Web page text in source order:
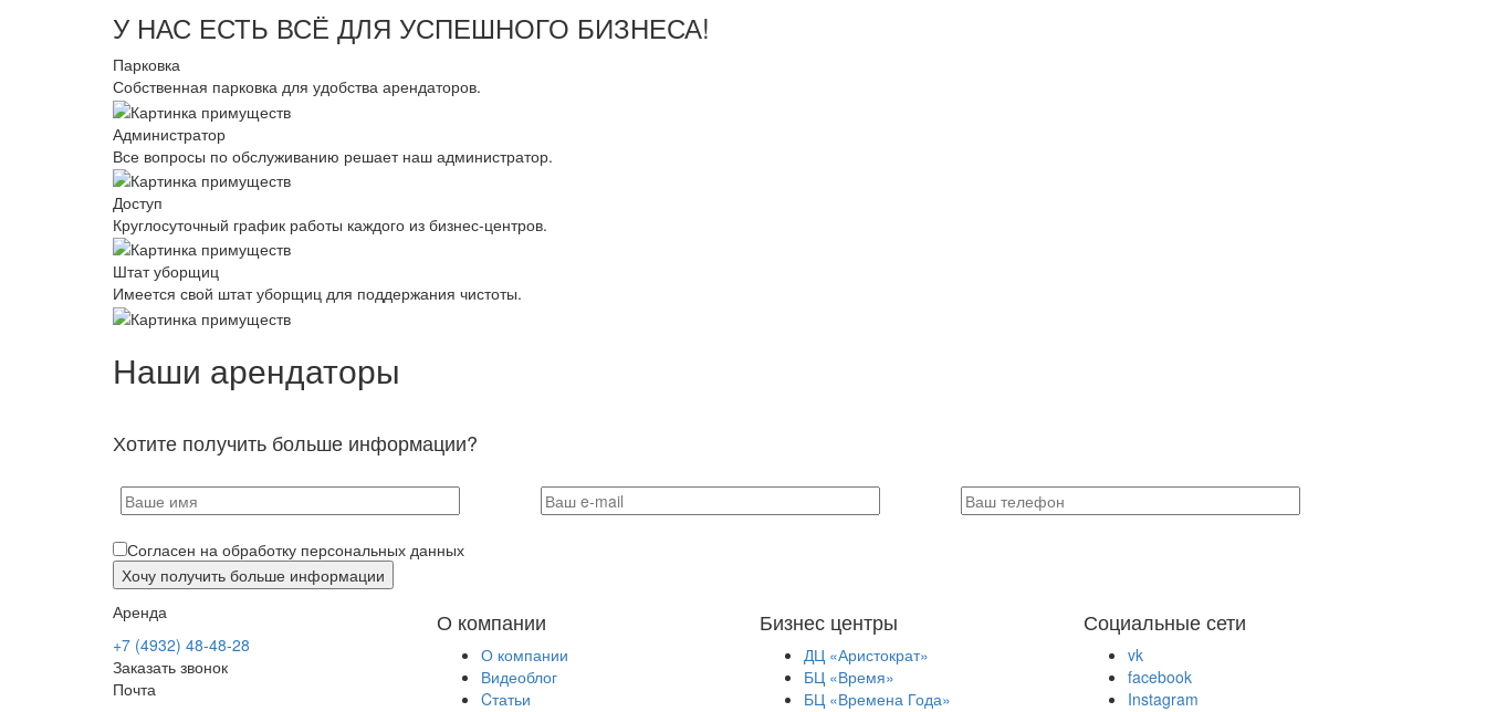
У НАС ЕСТЬ ВСЁ ДЛЯ УСПЕШНОГО БИЗНЕСА!
Парковка
Собственная парковка для удобства арендаторов.
Администратор
Все вопросы по обслуживанию решает наш администратор.
Доступ
Круглосуточный график работы каждого из бизнес-центров.
Штат уборщиц
Имеется свой штат уборщиц для поддержания чистоты.
Наши арендаторы
Хотите получить больше информации?
Согласен на обработку персональных данных
Аренда
+7 (4932) 48-48-28
Заказать звонок
Почта
О компании
О компании
Видеоблог
Cтатьи
Бизнес центры
ДЦ «Аристократ»
БЦ «Время»
БЦ «Времена Года»
Социальные сети
vk
facebook
Instagram